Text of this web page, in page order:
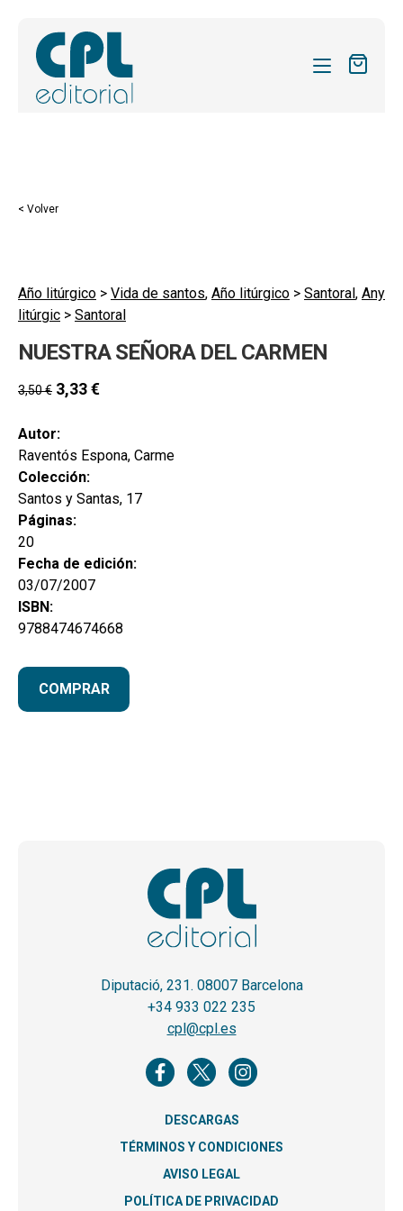
REVISTAS
el
ACTUALIDAD
BLOG
CONTACTO
BUSCAR
CAT
ESP
< Volver
Año litúrgico > Vida de santos, Año litúrgico > Santoral, Any
litúrgic > Santoral
NUESTRA SEÑORA DEL CARMEN
3,50€ 3,33€
Autor:
Raventós Espona, Carme
Colección:
Santos y Santas, 17
Páginas:
20
Fecha de edición:
03/07/2007
ISBN:
9788474674668
COMPRAR
Diputació, 231. 08007 Barcelona
+34 933 022 235
cpl@cpl.es
DESCARGAS
TÉRMINOS Y CONDICIONES
AVISO LEGAL
POLÍTICA DE PRIVACIDAD